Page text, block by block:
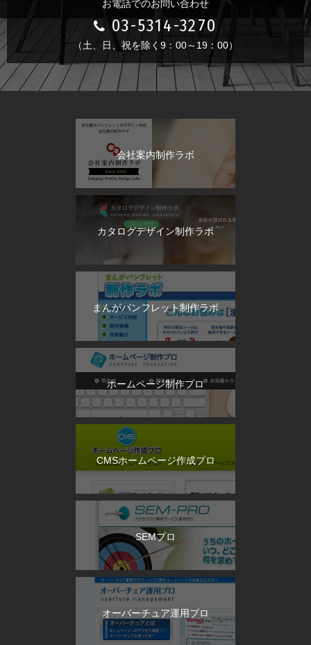
お電話でのお問い合わせ
03-5314-3270
（土、日、祝を除く9：00～19：00）
会社案内制作ラボ
カタログデザイン制作ラボ
まんがパンフレット制作ラボ
ホームページ制作プロ
CMSホームページ作成プロ
SEMプロ
オーバーチュア運用プロ